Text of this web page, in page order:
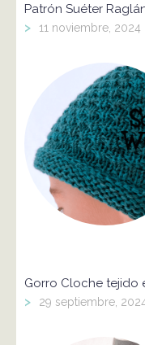
Patrón Suéter
> 11 noviembre, 2024
Gorro Cloche tejido
> 29 septiembre,